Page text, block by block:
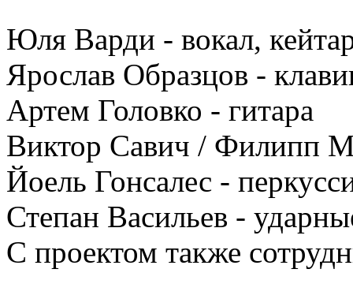
Юля Варди - вокал,
Ярослав Образцов -
Артем Головко - гитара
Виктор Савич / Филипп
Йоель Гонсалес -
Степан Васильев -
С проектом также